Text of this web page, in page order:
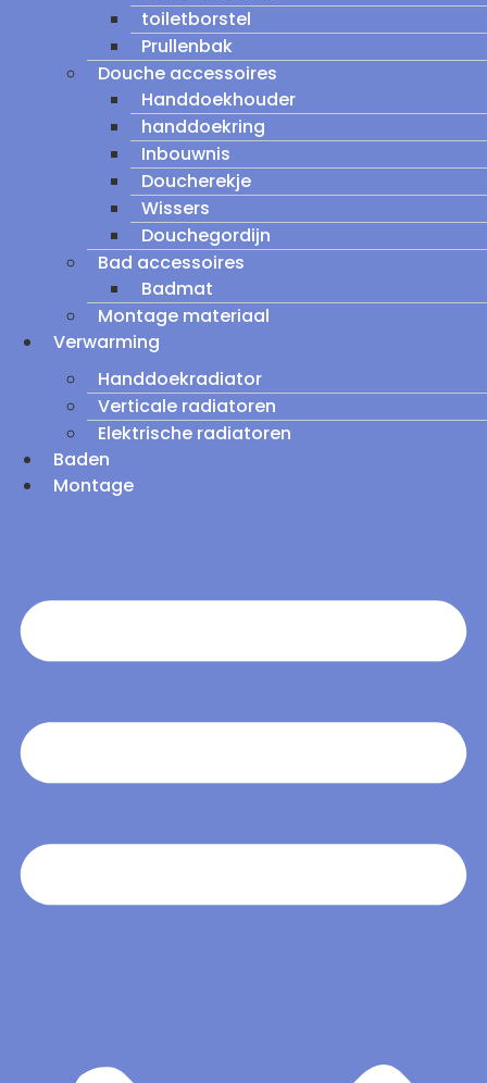
toiletborstel
Prullenbak
Douche accessoires
Handdoekhouder
handdoekring
Inbouwnis
Doucherekje
Wissers
Douchegordijn
Bad accessoires
Badmat
Montage materiaal
Verwarming
Handdoekradiator
Verticale radiatoren
Elektrische radiatoren
Baden
Montage